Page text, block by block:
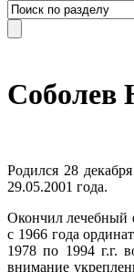
Соболев
Родился 28
29.05.2001 года.
Окончил лечебный
с 1966 года
1978 по 1994 г.г.
внимание